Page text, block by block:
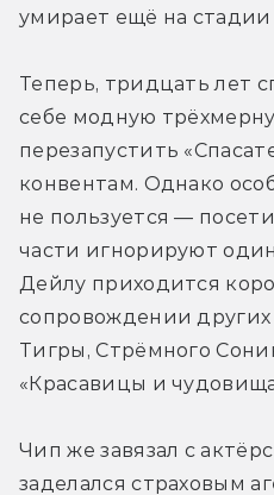
умирает ещё на стадии
Теперь, тридцать лет
себе модную
перезапустить
конвентам. Однако
не пользуется —
части игнорируют
Дейлу приходится
сопровождении
Тигры, Стрёмного
«Красавицы и
Чип же завязал с
заделался страховым